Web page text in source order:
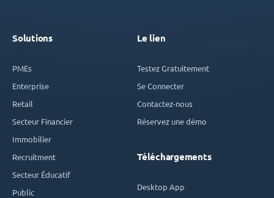
Solutions
PMEs
Enterprise
Retail
Secteur Financier
Immobilier
Recruitment
Secteur Éducatif
Public
Le lien
Testez Gratuitement
Se Connecter
Contactez-nous
Réservez une démo
Téléchargements
Desktop App